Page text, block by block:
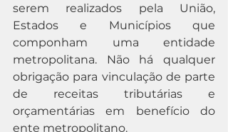
serem realizados pela União,
Estados e Municípios que
componham uma entidade
metropolitana. Não há qualquer
obrigação para vinculação de parte
de receitas tributárias e
orçamentárias em benefício do
ente metropolitano.